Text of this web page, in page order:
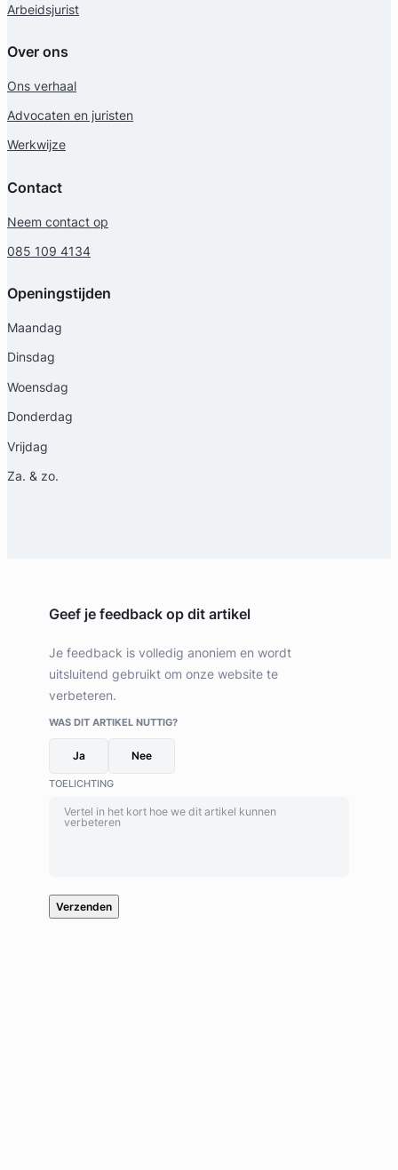
Arbeidsjurist
Over ons
Ons verhaal
Advocaten en juristen
Werkwijze
Contact
Neem contact op
085 109 4134
Openingstijden
Maandag
Dinsdag
Woensdag
Donderdag
Vrijdag
Za. & zo.
Geef je feedback op dit artikel
Je feedback is volledig anoniem en wordt
uitsluitend gebruikt om onze website te
verbeteren.
WAS DIT ARTIKEL NUTTIG?
Ja Nee
TOELICHTING
Verzenden